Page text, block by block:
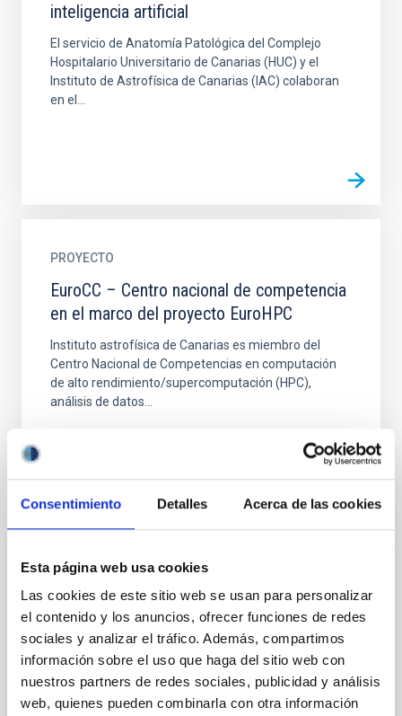
Consentimiento Detalles Acerca de las cookies
Esta página web usa cookies
Las cookies de este sitio web se usan para personalizar
el contenido y los anuncios, ofrecer funciones de redes
sociales y analizar el tráfico. Además, compartimos
información sobre el uso que haga del sitio web con
nuestros partners de redes sociales, publicidad y análisis
web, quienes pueden combinarla con otra información
inteligencia artificial
El servicio de Anatomía Patológica del Complejo
Hospitalario Universitario de Canarias (HUC) y el
Instituto de Astrofísica de Canarias (IAC) colaboran
en el...
PROYECTO
EuroCC – Centro nacional de competencia
en el marco del proyecto EuroHPC
Instituto astrofísica de Canarias es miembro del
Centro Nacional de Competencias en computación
de alto rendimiento/supercomputación (HPC),
análisis de datos...
PROYECTO
IACTEC Tecnología Médica: PatologIA
El cáncer colorrectal es uno de los más agresivos y el
más frecuentemente diagnosticado en España en
2021. Su detección precoz es crítica y por ello se
toman...